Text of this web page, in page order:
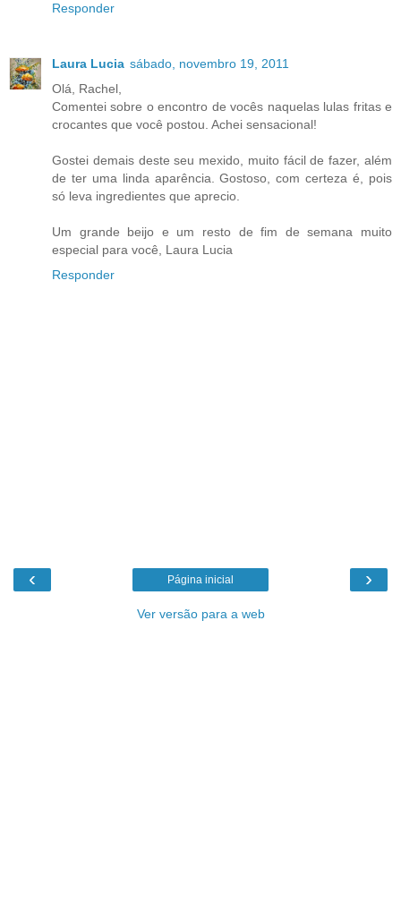
Responder
Laura Lucia sábado, novembro 19, 2011
Olá, Rachel,
Comentei sobre o encontro de vocês naquelas lulas fritas e
crocantes que você postou. Achei sensacional!
Gostei demais deste seu mexido, muito fácil de fazer, além
de ter uma linda aparência. Gostoso, com certeza é, pois
só leva ingredientes que aprecio.
Um grande beijo e um resto de fim de semana muito
especial para você, Laura Lucia
Responder
‹ ›
Página inicial
Ver versão para a web